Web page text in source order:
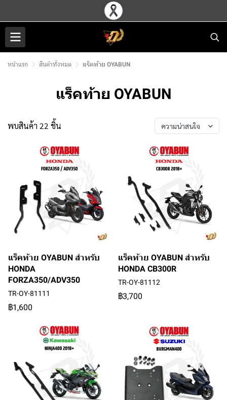
หน้าแรก สินค้าทั้งหมด แร็คท้าย OYABUN
แร็คท้าย OYABUN
พบสินค้า 22 ชิ้น ความน่าสนใจ
แร็คท้าย OYABUN สำหรับ
HONDA
FORZA350/ADV350
TR-OY-81111
฿1,600
แร็คท้าย OYABUN สำหรับ
HONDA CB300R
TR-OY-81112
฿3,700